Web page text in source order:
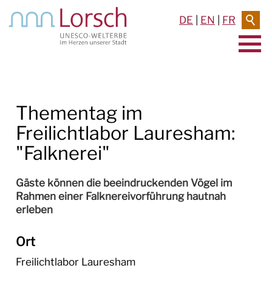
DE EN FR
RATHAUS & SERVICE
BAUEN & UMWELT
KULTUR
Thementag im
Freilichtlabor Lauresham:
"Falknerei"
Gäste können die beeindruckenden Vögel im
Rahmen einer Falknereivorführung hautnah
erleben
Ort
Freilichtlabor Lauresham